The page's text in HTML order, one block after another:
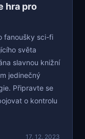
hra pro
fanoušky sci-fi
světa
slavnou knižní
jedinečný
Připravte se
o kontrolu
17. 12. 2023